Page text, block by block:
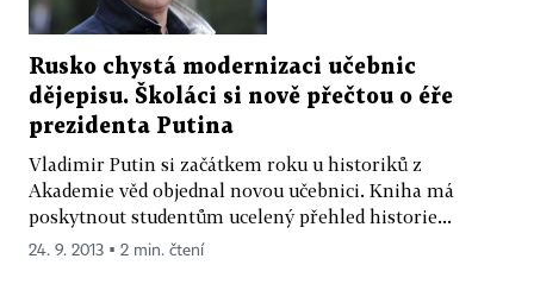
Rusko chystá modernizaci učebnic
dějepisu. Školáci si nově přečtou o éře
prezidenta Putina
Vladimir Putin si začátkem roku u historiků z
Akademie věd objednal novou učebnici. Kniha má
poskytnout studentům ucelený přehled historie...
24. 9. 2013 ▪ 2 min. čtení